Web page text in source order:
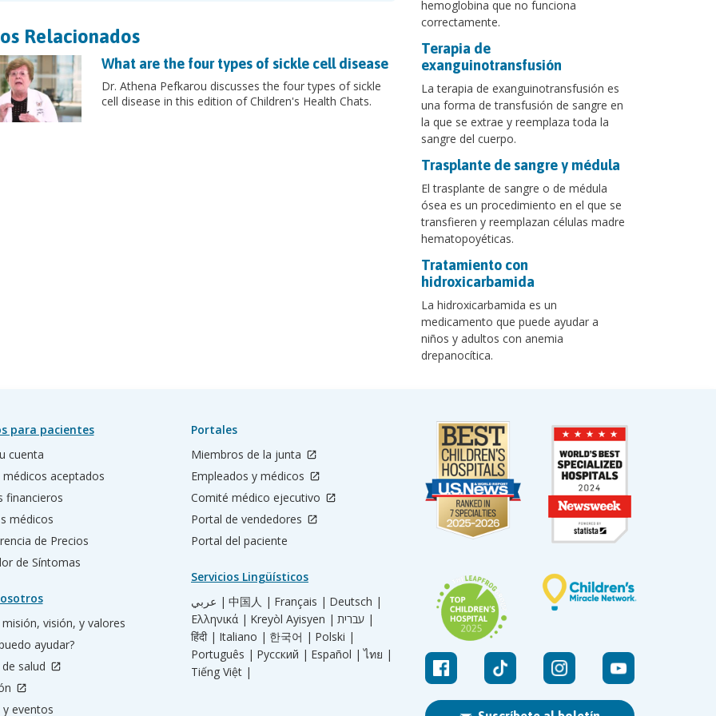
Relacionados
What are the four types of sickle cell disease
Dr. Athena Pefkarou discusses the four types of sickle
cell disease in this edition of Children's Health Chats.
hemoglobina que no funciona
correctamente.
Terapia de
exanguinotransfusión
La terapia de exanguinotransfusión es
una forma de transfusión de sangre en
la que se extrae y reemplaza toda la
sangre del cuerpo.
Trasplante de sangre y médula
El trasplante de sangre o de médula
ósea es un procedimiento en el que se
transfieren y reemplazan células madre
hematopoyéticas.
Tratamiento con
hidroxicarbamida
La hidroxicarbamida es un
medicamento que puede ayudar a
niños y adultos con anemia
drepanocítica.
para pacientes
cuenta
médicos aceptados
financieros
médicos
de Precios
de Síntomas
visión, y valores
ayudar?
salud
eventos
Portales
Miembros de la junta
Empleados y médicos
Comité médico ejecutivo
Portal de vendedores
Portal del paciente
Servicios Lingüísticos
عربي | 中国人 | Français | Deutsch |
Ελληνικά | Kreyòl Ayisyen |
עברית |
हिंदी | Italiano | 한국어 | Polski |
Português | Русский | Español | ไทย |
Tiếng Việt |